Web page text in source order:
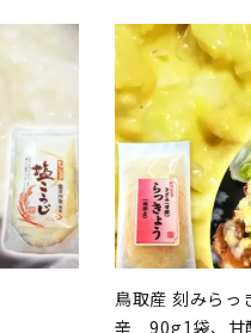
鳥取産 刻みらっ
辛 90g1袋、甘